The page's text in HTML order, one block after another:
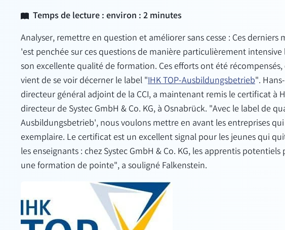
Temps de lecture : environ : 2 minutes
Analyser, remettre en question et améliorer sans cesse : Ces derniers
'est penchée sur ces questions de manière particulièrement
son excellente qualité de formation. Ces efforts ont été récompensés,
vient de se voir décerner le label "IHK TOP-Ausbildungsbetrieb".
directeur général adjoint de la CCI, a maintenant remis le certificat à
directeur de Systec GmbH & Co. KG, à Osnabrück. "Avec le label de
Ausbildungsbetrieb', nous voulons mettre en avant les entreprises
exemplaire. Le certificat est un excellent signal pour les jeunes qui
les enseignants : chez Systec GmbH & Co. KG, les apprentis
une formation de pointe", a souligné Falkenstein.